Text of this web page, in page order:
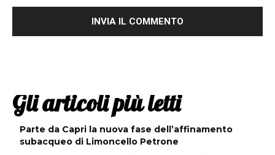
Gli articoli più letti
Parte da Capri la nuova fase dell’affinamento
subacqueo di Limoncello Petrone